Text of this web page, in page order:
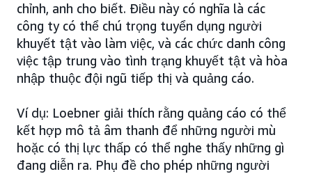
chỉnh, anh cho biết. Điều này có nghĩa là các
công ty có thể chú trọng tuyển dụng người
khuyết tật vào làm việc, và các chức danh công
việc tập trung vào tình trạng khuyết tật và hòa
nhập thuộc đội ngũ tiếp thị và quảng cáo.
Ví dụ: Loebner giải thích rằng quảng cáo có thể
kết hợp mô tả âm thanh để những người mù
hoặc có thị lực thấp có thể nghe thấy những gì
đang diễn ra. Phụ đề cho phép những người